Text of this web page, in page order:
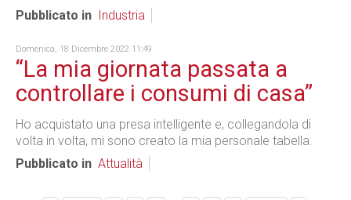
Pubblicato in
Industria
Domenica, 18 Dicembre 2022 11:49
“La mia giornata passata a
controllare i consumi di casa”
Ho acquistato una presa intelligente e, collegandola di
volta in volta, mi sono creato la mia personale tabella.
Pubblicato in Attualità